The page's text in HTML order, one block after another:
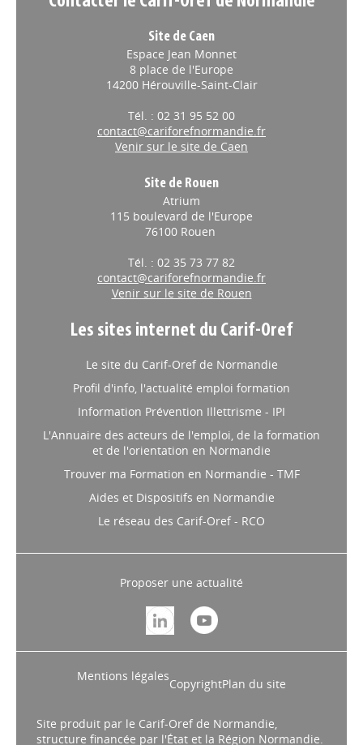
Contacter le Carif-Oref de Normandie
Espace Jean Monnet
8 place de l'Europe
14200 Hérouville-Saint-Clair
Tél. : 02 31 95 52 00
contact@cariforefnormandie.fr
Venir sur le site de Caen
Atrium
115 boulevard de l'Europe
76100 Rouen
Tél. : 02 35 73 77 82
contact@cariforefnormandie.fr
Venir sur le site de Rouen
Les sites internet du Carif-Oref
Le site du Carif-Oref de Normandie
Profil d'info, l'actualité emploi formation
Information Prévention Illettrisme - IPI
L'Annuaire des acteurs de l'emploi, de la formation
et de l'orientation en Normandie
Trouver ma Formation en Normandie - TMF
Aides et Dispositifs en Normandie
Le réseau des Carif-Oref - RCO
Proposer une actualité
Mentions légales
CopyrightPlan du site
Site produit par le Carif-Oref de Normandie,